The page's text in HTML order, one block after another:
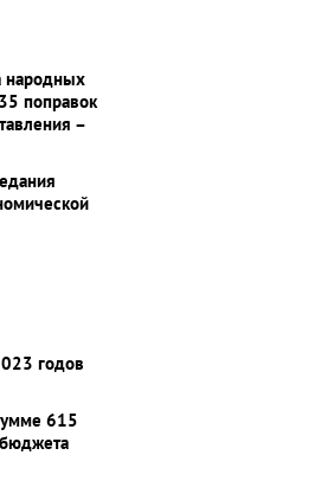
народных
поправок
–
годов
615